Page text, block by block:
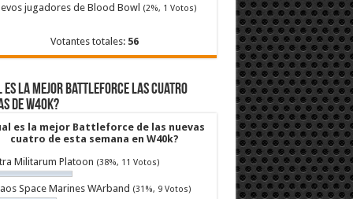
jugadores de Blood Bowl (2%, 1 Votos)
Votantes totales: 56
es la mejor Battleforce las cuatro
de W40k?
es la mejor Battleforce de las nuevas
cuatro de esta semana en W40k?
Militarum Platoon (38%, 11 Votos)
Space Marines WArband (31%, 9 Votos)